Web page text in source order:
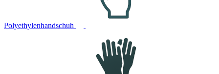
Polyethylenhandschuh